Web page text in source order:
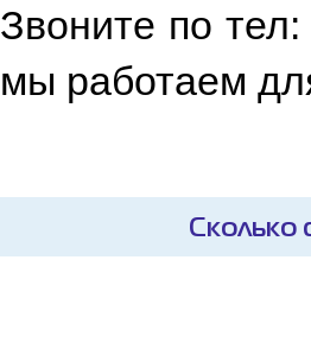
Звоните по
мы работаем
Сколько